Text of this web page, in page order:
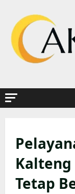
content
Kalteng
Tetap